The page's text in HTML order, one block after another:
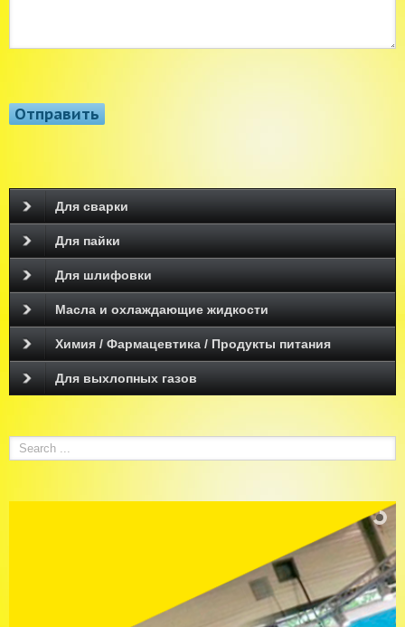
Для сварки
Для пайки
Для шлифовки
Масла и охлаждающие жидкости
Химия / Фармацевтика / Продукты питания
Для выхлопных газов